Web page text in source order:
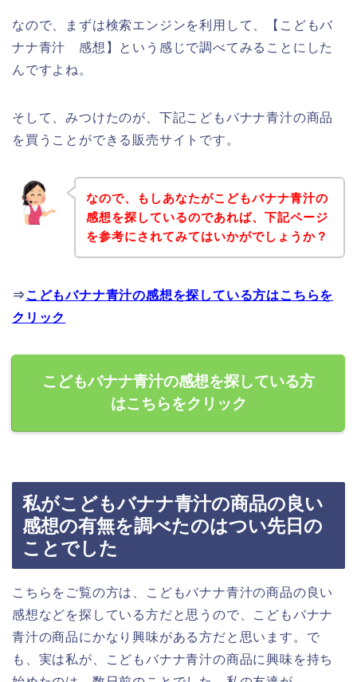
なので、まずは検索エンジンを利用して、【こどもバ
ナナ青汁 感想】という感じで調べてみることにした
んですよね。
そして、みつけたのが、下記こどもバナナ青汁の商品
を買うことができる販売サイトです。
なので、もしあなたがこどもバナナ青汁の
感想を探しているのであれば、下記ページ
を参考にされてみてはいかがでしょうか？
⇒ こどもバナナ青汁の感想を探している方はこちらを
クリック
こどもバナナ青汁の感想を探している方
はこちらをクリック
私がこどもバナナ青汁の商品の良い
感想の有無を調べたのはつい先日の
ことでした
こちらをご覧の方は、こどもバナナ青汁の商品の良い
感想などを探している方だと思うので、こどもバナナ
青汁の商品にかなり興味がある方だと思います。で
も、実は私が、こどもバナナ青汁の商品に興味を持ち